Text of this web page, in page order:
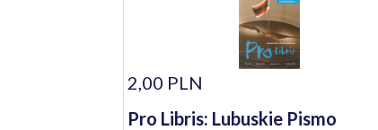
2,00 PLN
Pro Libris: Lubuskie Pismo